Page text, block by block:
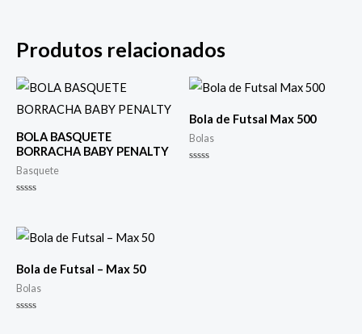
Produtos relacionados
BOLA BASQUETE
BORRACHA BABY PENALTY
Basquete
5
Bola de Futsal Max 500
Bolas
Bola de Futsal – Max 50
Bolas